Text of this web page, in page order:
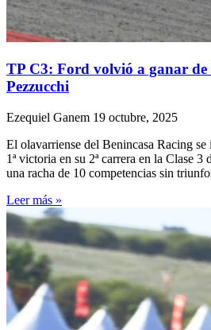
TP C3: Ford volvió a ganar de
Pezzucchi
Ezequiel Ganem 19 octubre, 2025
El olavarriense del Benincasa Racing se
1ª victoria en su 2ª carrera en la Clase
una racha de 10 competencias sin
Leer más »